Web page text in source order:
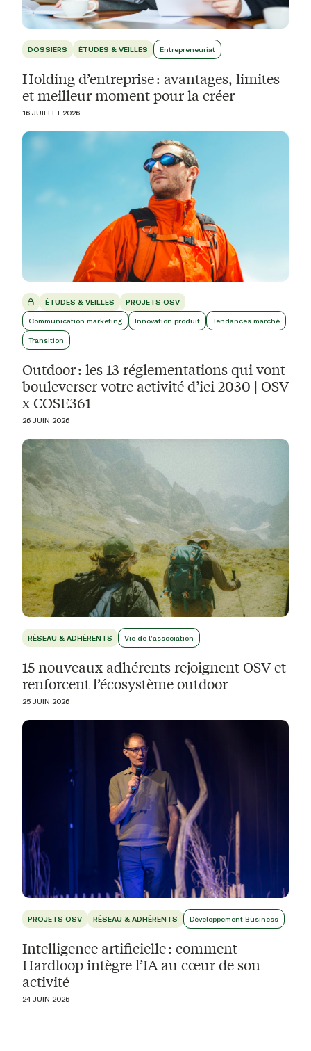
DOSSIERS ÉTUDES & VEILLES Entrepreneuriat
Holding d’entreprise : avantages, limites
et meilleur moment pour la créer
16 JUILLET 2026
ÉTUDES & VEILLES PROJETS OSV
Communication marketing Innovation produit Tendances marché
Transition
Outdoor : les 13 réglementations qui vont
bouleverser votre activité d’ici 2030 | OSV
x COSE361
26 JUIN 2026
RÉSEAU & ADHÉRENTS Vie de l'association
15 nouveaux adhérents rejoignent OSV et
renforcent l’écosystème outdoor
25 JUIN 2026
PROJETS OSV RÉSEAU & ADHÉRENTS Développement Business
Intelligence artificielle : comment
Hardloop intègre l’IA au cœur de son
activité
24 JUIN 2026